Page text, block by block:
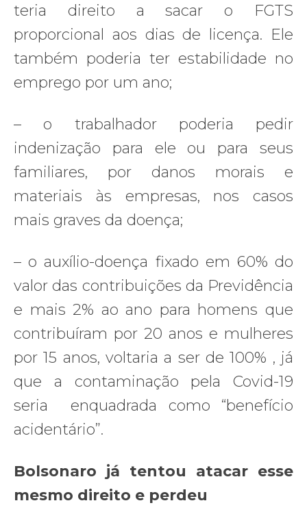
teria direito a sacar o FGTS
proporcional aos dias de licença. Ele
também poderia ter estabilidade no
emprego por um ano;
– o trabalhador poderia pedir
indenização para ele ou para seus
familiares, por danos morais e
materiais às empresas, nos casos
mais graves da doença;
– o auxílio-doença fixado em 60% do
valor das contribuições da Previdência
e mais 2% ao ano para homens que
contribuíram por 20 anos e mulheres
por 15 anos, voltaria a ser de 100% , já
que a contaminação pela Covid-19
seria enquadrada como “benefício
acidentário”.
Bolsonaro já tentou atacar esse
mesmo direito e perdeu